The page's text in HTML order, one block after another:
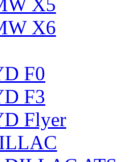
X6
F0
F3
Flyer